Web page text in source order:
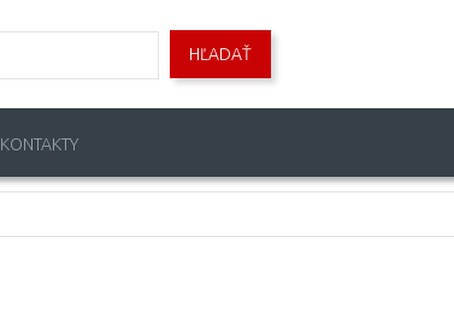
HĽADAŤ
KONTAKTY